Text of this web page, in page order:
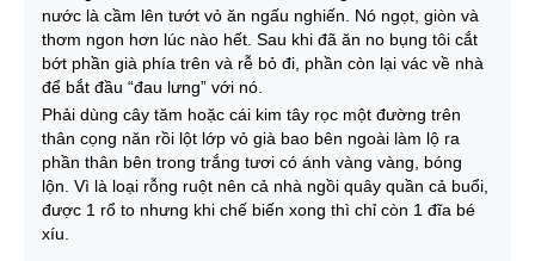
nước là cầm lên tướt vỏ ăn ngấu nghiến. Nó ngọt, giòn và
thơm ngon hơn lúc nào hết. Sau khi đã ăn no bụng tôi cắt
bớt phần già phía trên và rễ bỏ đi, phần còn lại vác về nhà
để bắt đầu “đau lưng” với nó.
Phải dùng cây tăm hoặc cái kim tây rọc một đường trên
thân cọng năn rồi lột lớp vỏ già bao bên ngoài làm lộ ra
phần thân bên trong trắng tươi có ánh vàng vàng, bóng
lộn. Vì là loại rỗng ruột nên cả nhà ngồi quây quần cả buổi,
được 1 rổ to nhưng khi chế biến xong thì chỉ còn 1 đĩa bé
xíu.